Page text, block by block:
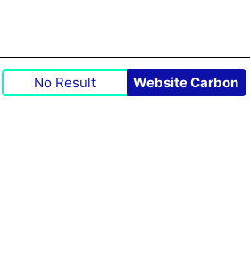
No Result Website Carbon